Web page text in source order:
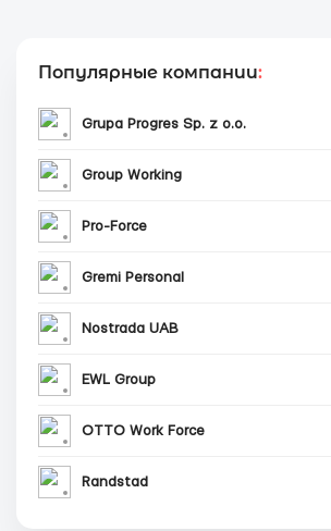
Популярные компании:
Grupa Progres Sp. z o.o.
Group Working
Pro-Force
Gremi Personal
Nostrada UAB
EWL Group
OTTO Work Force
Randstad